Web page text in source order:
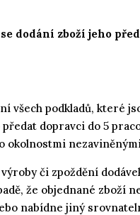
dodání zboží jeho
všech podkladů, které
dopravci do 5
okolnostmi
či zpoždění
že objednané zboží
nabídne jiný